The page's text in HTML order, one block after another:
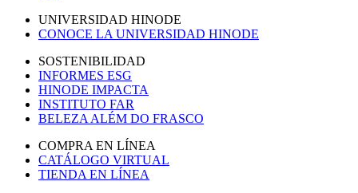
UNIVERSIDAD HINODE
CONOCE LA UNIVERSIDAD HINODE
SOSTENIBILIDAD
INFORMES ESG
HINODE IMPACTA
INSTITUTO FAR
BELEZA ALÉM DO FRASCO
COMPRA EN LÍNEA
CATÁLOGO VIRTUAL
TIENDA EN LÍNEA